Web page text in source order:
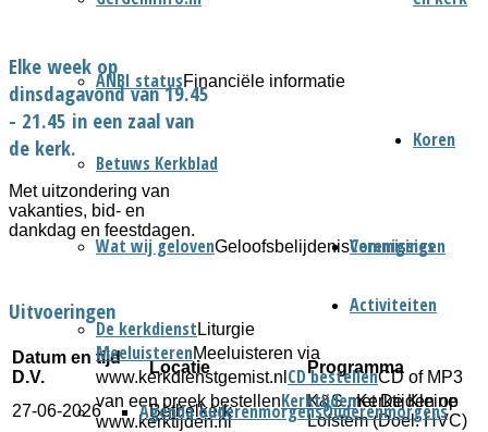
ANBI statusFinanciële informatie
Betuws Kerkblad
Wat wij gelovenGeloofsbelijdenis
De kerkdienst Liturgie
MeeluisterenMeeluisteren via
www.kerkdienstgemist.nl CD bestellenCD of MP3
van een preek bestellenKerktijdenKerktijden op
www.kerktijden.nl
Verenigingen
Ouderenmorgens
Agenda ouderenmorgens
Koren
Commissies
Activiteiten
Elke week op
dinsdagavond van 19.45
- 21.45 in een zaal van
de kerk.
Met uitzondering van
vakanties, bid- en
dankdag en feestdagen.
Uitvoeringen
Datum en tijd
D.V.
Locatie Programma
27-06-2026 Bethelkerk
K&S met De Kleine
Lofstem (Doel: HVC)